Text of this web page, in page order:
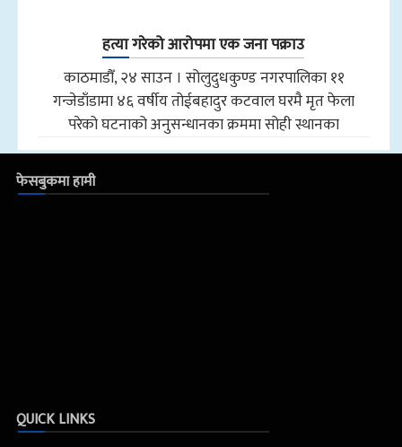
हत्या गरेको आरोपमा एक जना पक्राउ
काठमाडौँ, २४ साउन । सोलुदुधकुण्ड नगरपालिका ११
गन्जेडाँडामा ४६ वर्षीय तोईबहादुर कटवाल घरमै मृत फेला
परेको घटनाको अनुसन्धानका क्रममा सोही स्थानका
फेसबुकमा हामी
QUICK LINKS